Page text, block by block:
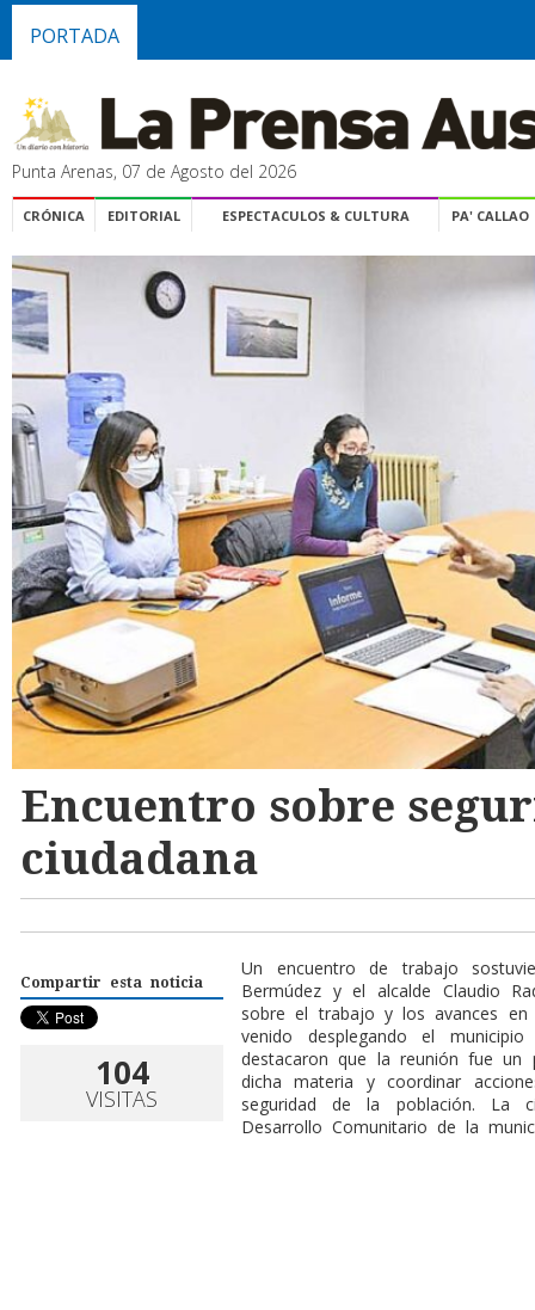
PORTADA
Punta Arenas, 07 de Agosto del 2026
CRÓNICA EDITORIAL ESPECTACULOS & CULTURA PA' CALLAO
Encuentro sobre
ciudadana
Compartir esta noticia
104
VISITAS
Un encuentro de trabajo
Bermúdez y el alcalde Claudio
sobre el trabajo y los avances en
venido desplegando el
destacaron que la reunión fue un
dicha materia y coordinar
seguridad de la población. La
Desarrollo Comunitario de la